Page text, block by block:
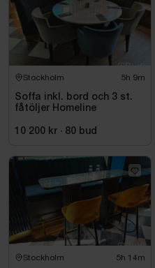
Stockholm 5h 9m
Soffa inkl. bord och 3 st.
fåtöljer Homeline
10 200 kr · 80 bud
Stockholm 5h 14m